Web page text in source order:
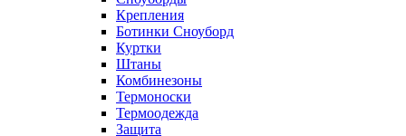
Крепления
Ботинки Сноуборд
Куртки
Штаны
Комбинезоны
Термоноски
Термоодежда
Защита